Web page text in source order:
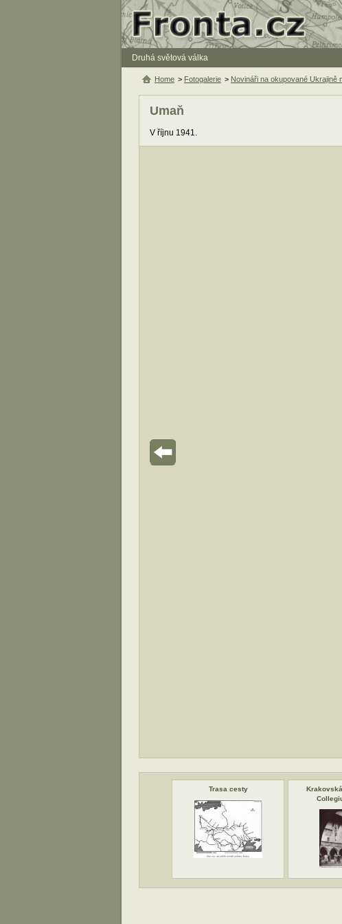
Druhá světová válka
Umaň
V říjnu 1941.
Trasa cesty
Home > Fotogalerie > Novináři na okupované Ukrajině